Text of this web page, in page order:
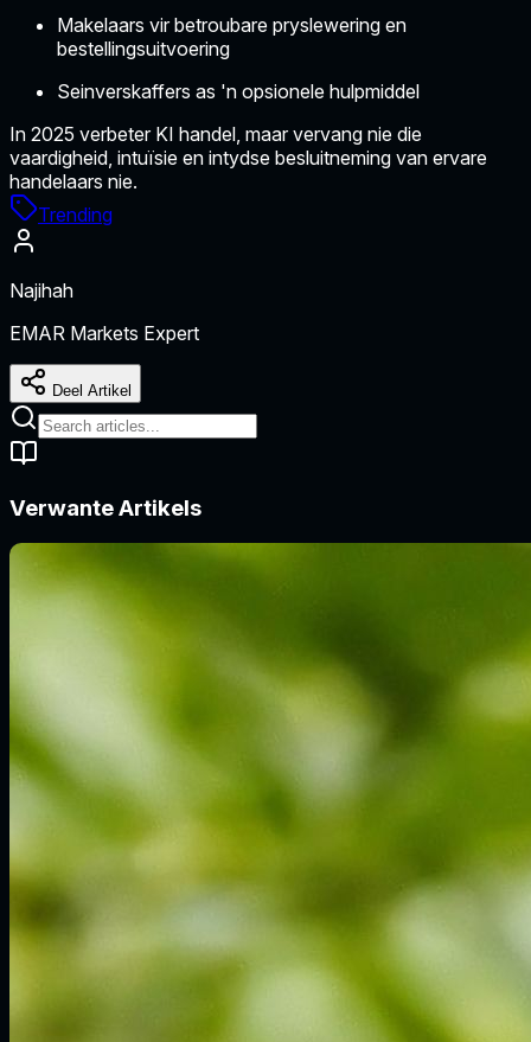
Makelaars vir betroubare pryslewering en
bestellingsuitvoering
Seinverskaffers as 'n opsionele hulpmiddel
In 2025 verbeter KI handel, maar vervang nie die
vaardigheid, intuïsie en intydse besluitneming van ervare
handelaars nie.
Trending
Najihah
EMAR Markets Expert
Deel Artikel
Verwante Artikels